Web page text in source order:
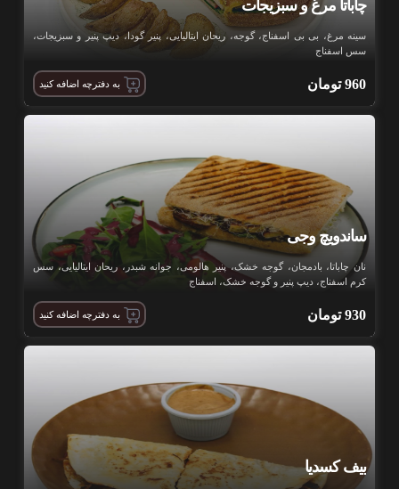
چاباتا مرغ و سبزیجات
سینه مرغ، بی بی اسفناج، گوجه، ریحان ایتالیایی، پنیر گودا، دیپ پنیر و سبزیجات،
سس اسفناج
960 تومان به دفترچه اضافه کنید
ساندویچ وجی
نان چاباتا، بادمجان، گوجه خشک، پنیر هالومی، جوانه شبدر، ریحان ایتالیایی، سس
کرم اسفناج، دیپ پنیر و گوجه خشک، اسفناج
930 تومان به دفترچه اضافه کنید
بیف کسدیا